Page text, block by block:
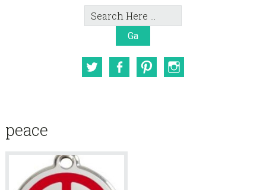
Search
Here
TwitterFacebookPinterest
peace